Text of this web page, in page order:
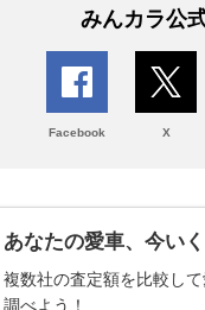
みんカラ公
Facebook X
あなたの愛車、今い
複数社の査定額を比較し
調べよう！